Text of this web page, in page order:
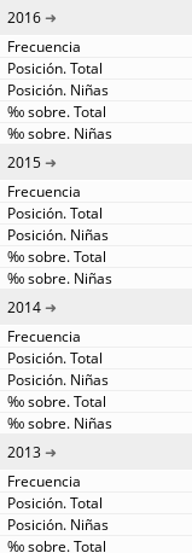
2016
2015
2014
2013